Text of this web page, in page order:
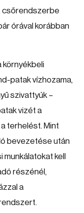
csőrendszerbe
órával korábban
környékbeli
patak vízhozama,
szivattyúk –
vizét a
terhelést. Mint
bevezetése után
kell
részénél,
a